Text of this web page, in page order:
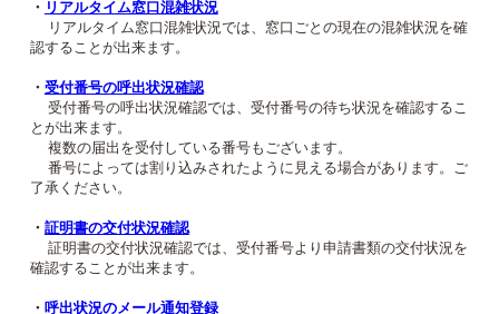
呼出状況のメール通知登録
来庁日時の事前予約
事前予約の確認・取消
混雑予想カレンダー
本サイトのご利用案内
・ リアルタイム窓口混雑状況
リアルタイム窓口混雑状況では、窓口ごとの現在の混雑状況を確
認することが出来ます。
・ 受付番号の呼出状況確認
受付番号の呼出状況確認では、受付番号の待ち状況を確認するこ
とが出来ます。
複数の届出を受付している番号もございます。
番号によっては割り込みされたように見える場合があります。ご
了承ください。
・ 証明書の交付状況確認
証明書の交付状況確認では、受付番号より申請書類の交付状況を
確認することが出来ます。
・ 呼出状況のメール通知登録